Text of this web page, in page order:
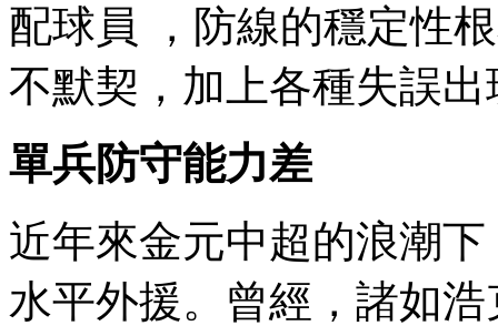
配球員 ，防線的穩定性
不默契，加上各種失誤出
單兵防守能力差
近年來金元中超的浪潮下
水平外援。曾經，諸如